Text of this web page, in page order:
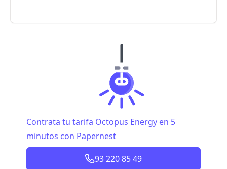
Contrata tu tarifa Octopus Energy en 5
minutos con Papernest
93 220 85 49